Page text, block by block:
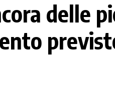
delle